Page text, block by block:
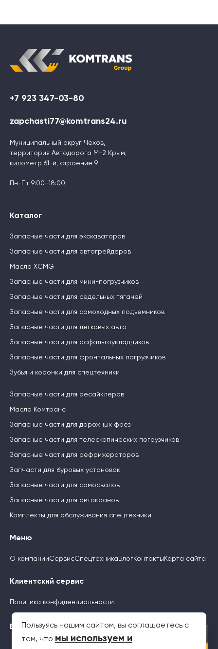
+7 923 347-03-80
zapchasti77@komtrans24.ru
Муниципальный округ Чехов,
территория Автодорога М-2 Крым,
километр 61-й, строение 9
Пн-Пт 9:00-18:00
Каталог
Запасные части для экскаваторов
Запасные части для автогрейдеров
Масла XCMG
Запасные части для мини-погрузчиков
Запасные части для седельных тягачей
Запасные части для самоходных подъемников
Запасные части для легковых авто
Запасные части для асфальтоукладчиков
Запасные части для фронтальных погрузчиков
Зубья и коронки для спецтехники
Запасные части для ресайклеров
Масла Комтранс
Запасные части для дорожных фрез
Запасные части для телескопических погрузчиков
Запасные части для рефрижераторов
Запчасти для буровых установок
Запасные части для самосвалов
Запасные части для автокранов
Комплекты для обслуживания спецтехники
Меню
О компанииСервисСпецтехника БлогКонтакты Карта сайта
Клиентский сервис
Политика конфиденциальности
Будьте с нами
Пользуясь нашим сайтом, вы соглашаетесь с
тем, что мы используем и